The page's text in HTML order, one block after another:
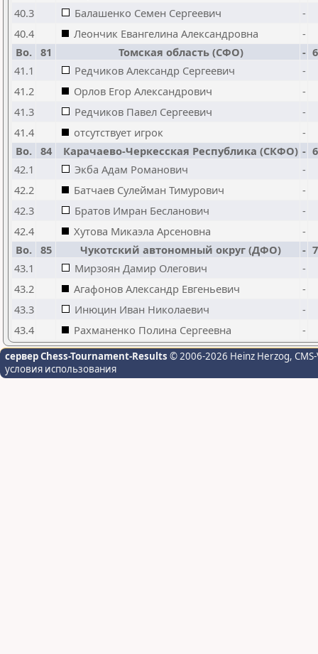
40.3
Балашенко Семен Сергеевич
-
40.4
Леончик Евангелина Александровна
-
Bo. 81 Томская область (СФО) -
41.1
Редчиков Александр Сергеевич
-
41.2
Орлов Егор Александрович
-
41.3
Редчиков Павел Сергеевич
-
41.4
отсутствует игрок
-
Bo. 84 Карачаево-Черкесская Республика (СКФО) -
42.1
Экба Адам Романович
-
42.2
Батчаев Сулейман Тимурович
-
42.3
Братов Имран Бесланович
-
42.4
Хутова Микаэла Арсеновна
-
Bo. 85 Чукотский автономный округ (ДФО) -
43.1
Мирзоян Дамир Олегович
-
43.2
Агафонов Александр Евгеньевич
-
43.3
Инюцин Иван Николаевич
-
43.4
Рахманенко Полина Сергеевна -
сервер Chess-Tournament-Results © 2006-2026 Heinz Herzog,
условия использования